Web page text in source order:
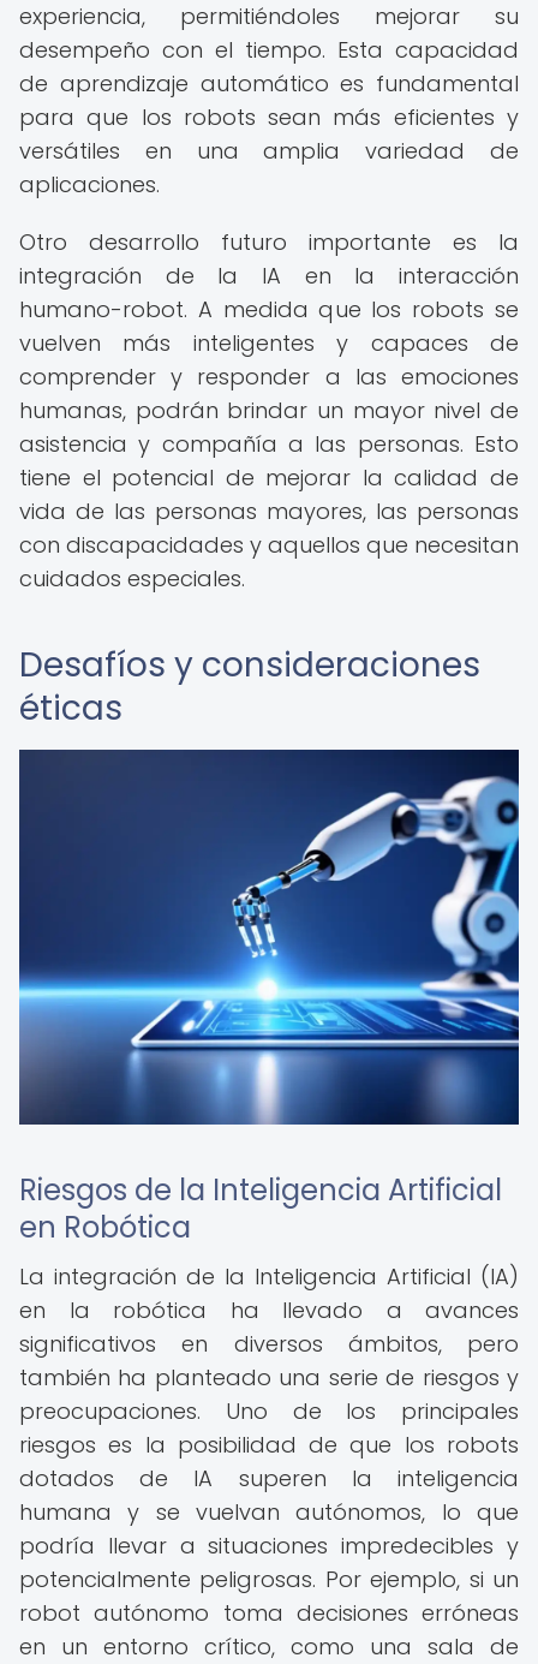
experiencia, permitiéndoles mejorar su
desempeño con el tiempo. Esta capacidad
de aprendizaje automático es fundamental
para que los robots sean más eficientes y
versátiles en una amplia variedad de
aplicaciones.
Otro desarrollo futuro importante es la
integración de la IA en la interacción
humano-robot. A medida que los robots se
vuelven más inteligentes y capaces de
comprender y responder a las emociones
humanas, podrán brindar un mayor nivel de
asistencia y compañía a las personas. Esto
tiene el potencial de mejorar la calidad de
vida de las personas mayores, las personas
con discapacidades y aquellos que necesitan
cuidados especiales.
Desafíos y consideraciones
éticas
Riesgos de la Inteligencia Artificial
en Robótica
La integración de la Inteligencia Artificial (IA)
en la robótica ha llevado a avances
significativos en diversos ámbitos, pero
también ha planteado una serie de riesgos y
preocupaciones. Uno de los principales
riesgos es la posibilidad de que los robots
dotados de IA superen la inteligencia
humana y se vuelvan autónomos, lo que
podría llevar a situaciones impredecibles y
potencialmente peligrosas. Por ejemplo, si un
robot autónomo toma decisiones erróneas
en un entorno crítico, como una sala de